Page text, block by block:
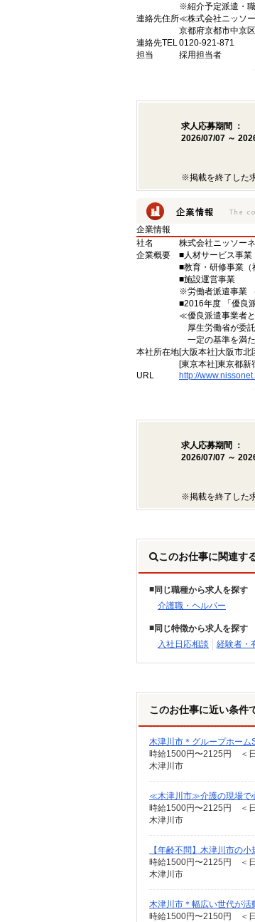
※紹介予定派遣・
連絡先住所≪株式会社ニッソ
京都府京都市中京
連絡先TEL0120-921-871
担当
採用担当者
求人応募期間 ：
2026/07/07 ～
※掲載を終了した
企業情報
社名
株式会社ニッソー
企業概要
■人材サービス事業
■教育・研修事業（
■施設運営事業
※労働者派遣事業
■2016年度 「優良
≪優良派遣事業者
厚生労働省が委
一定の基準を満た
本社所在地[大阪本社]大阪市
[東京本社]東京都
URL
http://
求人応募期間 ：
2026/07/07 ～
※掲載を終了した
このお仕事に関連す
同じ職種から求人を探す
介護職・ヘルパー
同じ特徴から求人を探す
入社日応相談
経験者・
このお仕事に近い条件
木津川市＊グループホー
時給1500円〜2125円 ＜日
木津川市
≪木津川市≫介護の現場で
時給1500円〜2125円 ＜日
木津川市
【年齢不問】木津川市の
時給1500円〜2125円 ＜日
木津川市
木津川市＊幅広い世代が活
時給1500円〜2150円 ＜日